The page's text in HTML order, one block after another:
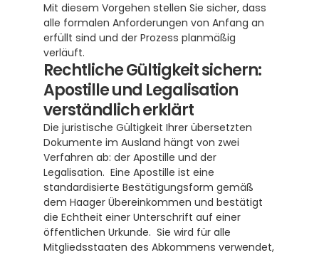
Mit diesem Vorgehen stellen Sie sicher, dass
alle formalen Anforderungen von Anfang an
erfüllt sind und der Prozess planmäßig
verläuft.
Rechtliche Gültigkeit sichern:
Apostille und Legalisation
verständlich erklärt
Die juristische Gültigkeit Ihrer übersetzten
Dokumente im Ausland hängt von zwei
Verfahren ab: der Apostille und der
Legalisation.  Eine Apostille ist eine
standardisierte Bestätigungsform gemäß
dem Haager Übereinkommen und bestätigt
die Echtheit einer Unterschrift auf einer
öffentlichen Urkunde.  Sie wird für alle
Mitgliedsstaaten des Abkommens verwendet,